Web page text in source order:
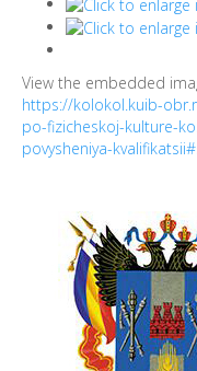
View the embedded
https://kolokol.kuib-
po-fizicheskoj-kulture-
povysheniya-